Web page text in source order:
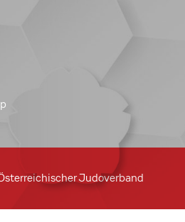
Judoverband